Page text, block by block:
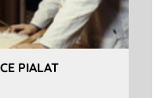
PIALAT